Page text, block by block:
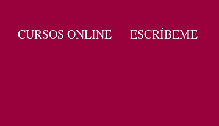
CURSOS ONLINE ESCRÍBEME